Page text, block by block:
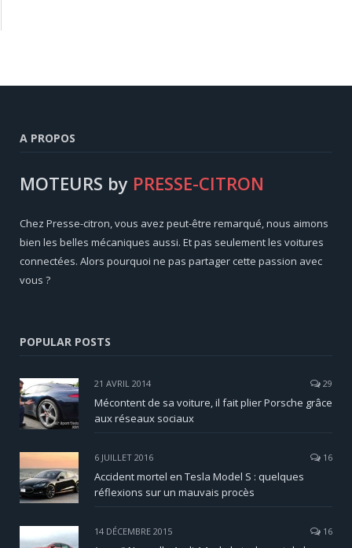
A PROPOS
MOTEURS by PRESSE-CITRON
Chez Presse-citron, vous avez peut-être remarqué, nous aimons
bien les belles mécaniques aussi. Et pas seulement les voitures
connectées. Alors pourquoi ne pas partager cette passion avec
vous ?
POPULAR POSTS
21 AVRIL 2014 29
Mécontent de sa voiture, il fait plier Porsche grâce
aux réseaux sociaux
6 JUILLET 2016 16
Accident mortel en Tesla Model S : quelques
réflexions sur un mauvais procès
14 DÉCEMBRE 2015 16